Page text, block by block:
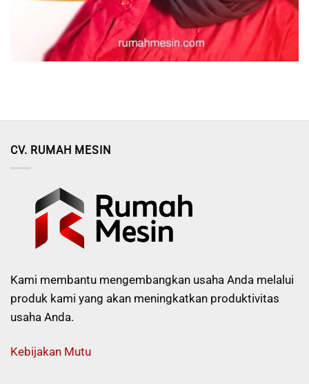
CV. RUMAH MESIN
Kami membantu mengembangkan usaha Anda melalui
produk kami yang akan meningkatkan produktivitas
usaha Anda.
Kebijakan Mutu